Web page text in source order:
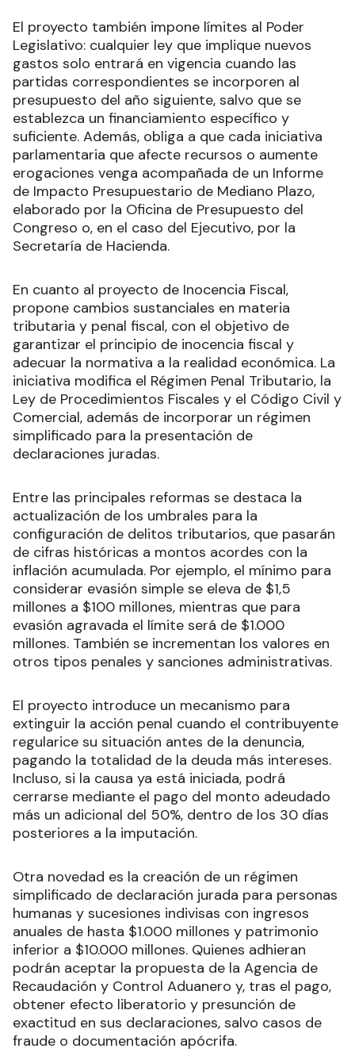
El proyecto también impone límites al Poder
Legislativo: cualquier ley que implique nuevos
gastos solo entrará en vigencia cuando las
partidas correspondientes se incorporen al
presupuesto del año siguiente, salvo que se
establezca un financiamiento específico y
suficiente. Además, obliga a que cada iniciativa
parlamentaria que afecte recursos o aumente
erogaciones venga acompañada de un Informe
de Impacto Presupuestario de Mediano Plazo,
elaborado por la Oficina de Presupuesto del
Congreso o, en el caso del Ejecutivo, por la
Secretaría de Hacienda.
En cuanto al proyecto de Inocencia Fiscal,
propone cambios sustanciales en materia
tributaria y penal fiscal, con el objetivo de
garantizar el principio de inocencia fiscal y
adecuar la normativa a la realidad económica. La
iniciativa modifica el Régimen Penal Tributario, la
Ley de Procedimientos Fiscales y el Código Civil y
Comercial, además de incorporar un régimen
simplificado para la presentación de
declaraciones juradas.
Entre las principales reformas se destaca la
actualización de los umbrales para la
configuración de delitos tributarios, que pasarán
de cifras históricas a montos acordes con la
inflación acumulada. Por ejemplo, el mínimo para
considerar evasión simple se eleva de $1,5
millones a $100 millones, mientras que para
evasión agravada el límite será de $1.000
millones. También se incrementan los valores en
otros tipos penales y sanciones administrativas.
El proyecto introduce un mecanismo para
extinguir la acción penal cuando el contribuyente
regularice su situación antes de la denuncia,
pagando la totalidad de la deuda más intereses.
Incluso, si la causa ya está iniciada, podrá
cerrarse mediante el pago del monto adeudado
más un adicional del 50%, dentro de los 30 días
posteriores a la imputación.
Otra novedad es la creación de un régimen
simplificado de declaración jurada para personas
humanas y sucesiones indivisas con ingresos
anuales de hasta $1.000 millones y patrimonio
inferior a $10.000 millones. Quienes adhieran
podrán aceptar la propuesta de la Agencia de
Recaudación y Control Aduanero y, tras el pago,
obtener efecto liberatorio y presunción de
exactitud en sus declaraciones, salvo casos de
fraude o documentación apócrifa.